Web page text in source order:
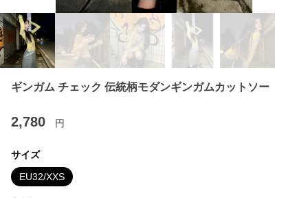
ギンガム チェック 伝統柄モダンギンガムカットソー
2,780 円
サイズ
EU32/XXS